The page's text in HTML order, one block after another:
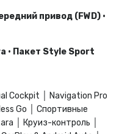
привод (FWD) •
• Пакет Style Sport
Cockpit │ Navigation Pro
Go │ Спортивные
│ Круиз-контроль │